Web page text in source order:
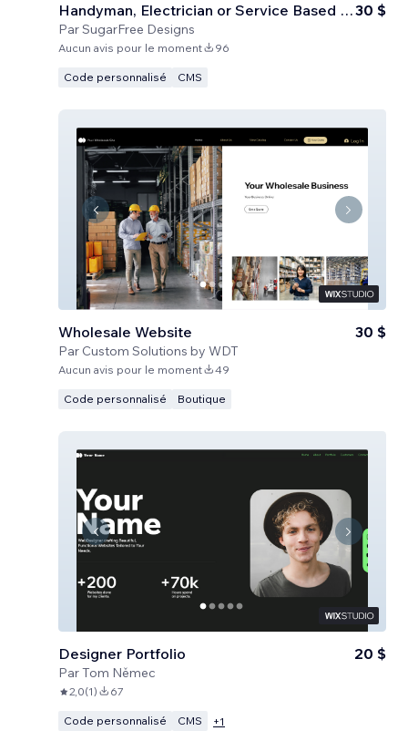
Handyman, Electrician or Service Based Business
ParSugarFree Designs
30 $
Aucun avis pour le moment 96
Code personnalisé CMS
Wholesale Website
Par Custom Solutions by WDT
30 $
Aucun avis pour le moment 49
Code personnalisé Boutique
Designer Portfolio
ParTom Němec
20 $
2,0(1) 67
Code personnalisé CMS +1